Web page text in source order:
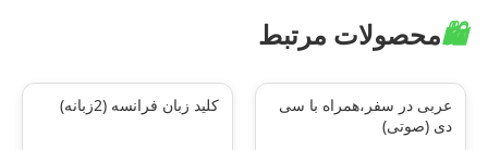
🛍️محصولات مرتبط
عربی در سفر،همراه با سی
دی (صوتی)
کلید زبان فرانسه (2زبانه)